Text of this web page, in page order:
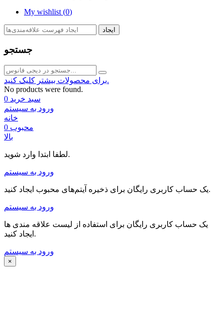
My wishlist (0)
ایجاد
جستجو
برای محصولات بیشتر کلیک کنید.
No products were found.
سبد خرید 0
ورود به سیستم
خانه
محبوب 0
بالا
لطفا ابتدا وارد شوید.
ورود به سیستم
یک حساب کاربری رایگان برای ذخیره آیتم‌های محبوب ایجاد کنید.
ورود به سیستم
یک حساب کاربری رایگان برای استفاده از لیست علاقه مندی ها
ایجاد کنید.
ورود به سیستم
×